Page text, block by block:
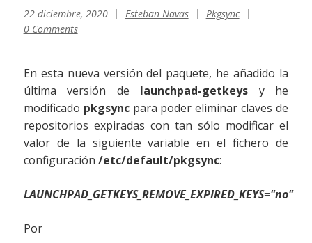
22 diciembre, 2020 Esteban Navas
Pkgsync
0 Comments
En esta nueva versión del paquete, he añadido la
última versión de launchpad-getkeys y he
modificado pkgsyncpara poder eliminar claves de
repositorios expiradas con tan sólo modificar el
valor de la siguiente variable en el fichero de
configuración /etc/default/pkgsync:
LAUNCHPAD_GETKEYS_REMOVE_EXPIRED_KEYS="no"
Por